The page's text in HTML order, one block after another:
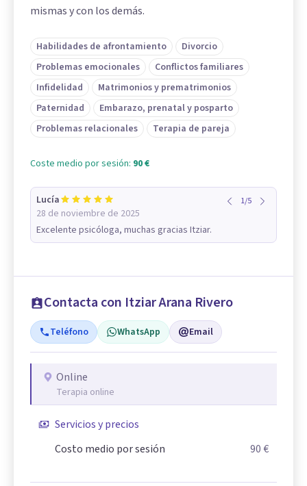
mismas y con los demás.
Habilidades de afrontamiento
Divorcio
Problemas emocionales
Conflictos familiares
Infidelidad
Matrimonios y prematrimonios
Paternidad
Embarazo, prenatal y posparto
Problemas relacionales
Terapia de pareja
Coste medio por sesión: 90 €
Lucía
28 de noviembre de 2025
1/5
Excelente psicóloga, muchas gracias Itziar.
Contacta con Itziar Arana Rivero
Teléfono WhatsApp Email
Online
Terapia online
Servicios y precios
Costo medio por sesión
90 €